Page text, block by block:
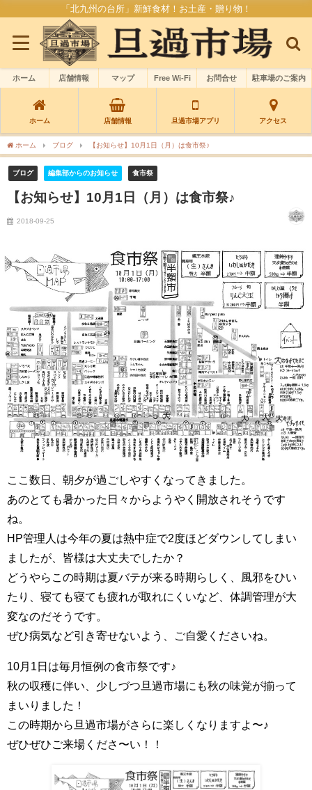
「北九州の台所」新鮮食材！お土産・贈り物！
ホーム 店舗情報 マップ Free Wi-Fi お問合せ 駐車場のご案内
ホーム 店舗情報 旦過市場アプリ アクセス
ホーム ブログ 【お知らせ】10月1日（月）は食市祭♪
ブログ 編集部からのお知らせ 食市祭
【お知らせ】10月1日（月）は食市祭♪
2018-09-25
ここ数日、朝夕が過ごしやすくなってきました。
あのとても暑かった日々からようやく開放されそうです
ね。
HP管理人は今年の夏は熱中症で2度ほどダウンしてしまい
ましたが、皆様は大丈夫でしたか？
どうやらこの時期は夏バテが来る時期らしく、風邪をひい
たり、寝ても寝ても疲れが取れにくいなど、体調管理が大
変なのだそうです。
ぜひ病気など引き寄せないよう、ご自愛くださいね。
10月1日は毎月恒例の食市祭です♪
秋の収穫に伴い、少しづつ旦過市場にも秋の味覚が揃って
まいりました！
この時期から旦過市場がさらに楽しくなりますよ〜♪
ぜひぜひご来場くださ〜い！！